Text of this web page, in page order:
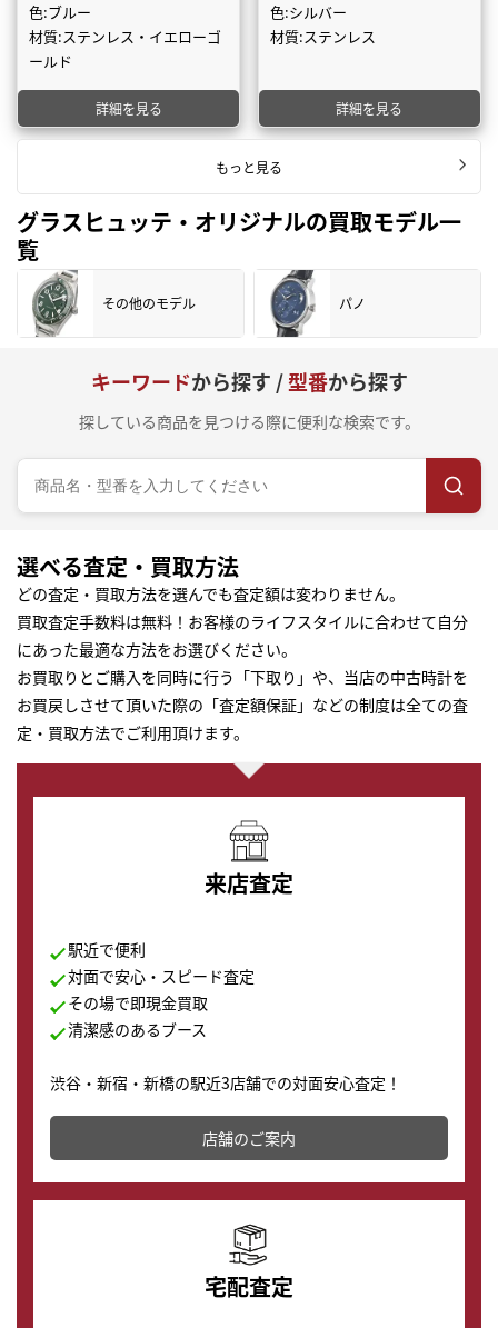
色:ブルー
材質:ステンレス・イエローゴ
ールド
詳細を見る
色:シルバー
材質:ステンレス
詳細を見る
もっと見る
グラスヒュッテ・オリジナルの買取モデル一
覧
その他のモデル パノ
キーワードから探す /型番から探す
探している商品を見つける際に便利な検索です。
選べる査定・買取方法
どの査定・買取方法を選んでも査定額は変わりません。
買取査定手数料は無料！お客様のライフスタイルに合わせて自分
にあった最適な方法をお選びください。
お買取りとご購入を同時に行う「下取り」や、当店の中古時計を
お買戻しさせて頂いた際の「査定額保証」などの制度は全ての査
定・買取方法でご利用頂けます。
来店査定
駅近で便利
対面で安心・スピード査定
その場で即現金買取
清潔感のあるブース
渋谷・新宿・新橋の駅近3店舗での対面安心査定！
その場で現金買取致します。渋谷本店では、時計販売の
店舗を併設しており、下取りに出してお得に新しい時計
の購入もできます♪
店舗のご案内
宅配査定